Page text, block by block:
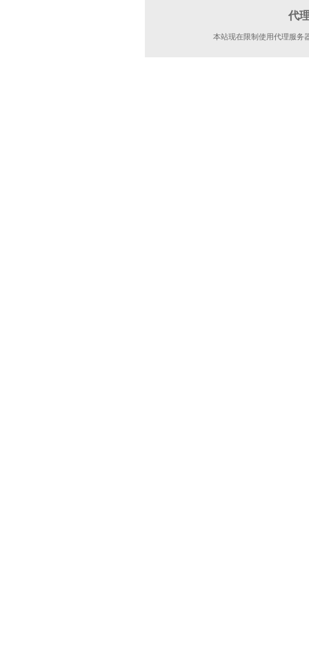
代
本站现在限制使用代理服务